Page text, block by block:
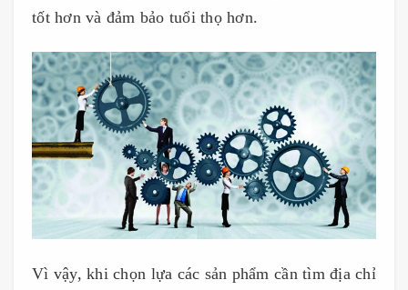
tốt hơn và đảm bảo tuổi thọ hơn.
Vì vậy, khi chọn lựa các sản phẩm cần tìm địa chỉ